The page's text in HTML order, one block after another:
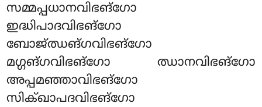
സമ്മപ്പധാനവിഭങ്ഗോ
ഇദ്ധിപാദവിഭങ്ഗോ
ബോജ്ഝങ്ഗവിഭങ്ഗോ
മഗ്ഗങ്ഗവിഭങ്ഗോ ഝാനവിഭങ്ഗോ
അപ്പമഞ്ഞാവിഭങ്ഗോ
സിക്ഖാപദവിഭങ്ഗോ